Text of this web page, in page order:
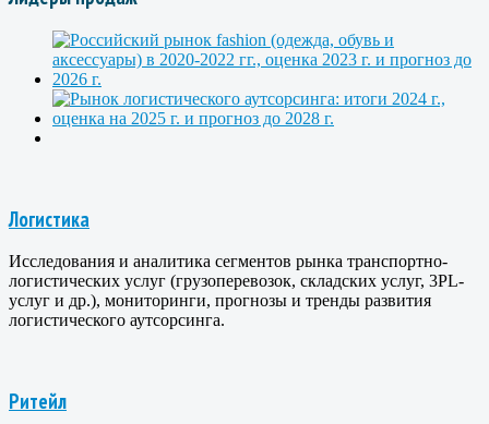
Логистика
Исследования и аналитика сегментов рынка транспортно-
логистических услуг (грузоперевозок, складских услуг, 3PL-
услуг и др.), мониторинги, прогнозы и тренды развития
логистического аутсорсинга.
Ритейл